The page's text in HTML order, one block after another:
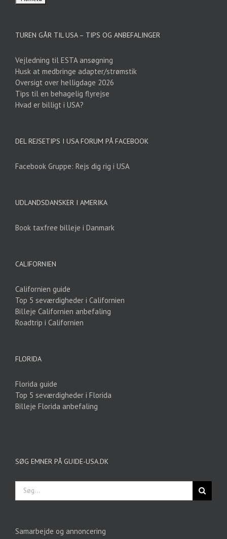
TUREN GÅR TIL USA – TIPS OG ANBEFALINGER
Vejledning til ESTA ansøgning
Husk at medbringe adapter/strømstik
Oversigt over helligdage 2026
Tips til en behagelig flyrejse
Hvad er billigt i USA?
DEL REJSETIPS I USA FORUM PÅ FACEBOOK
Facebook Gruppe: Rejs dig rig i USA
UDLANDSDANSKER I AMERIKA
Book taxfree billeje i Danmark
CALIFORNIEN
Californien guide
Top 5 seværdigheder i Californien
Billeje Californien anbefaling
Roadtrip i Californien
FLORIDA
Florida guide
Top 5 seværdigheder i Florida
Billeje Florida anbefaling
SØG EMNER PÅ GUIDE-USA.DK
Søg
efter:
Samarbejde og annoncering